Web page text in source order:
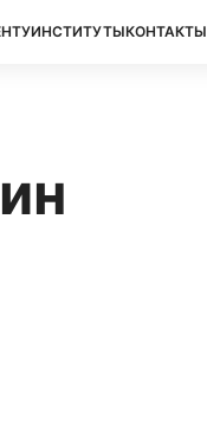
ИНСТИТУТЫКОНТАКТЫ